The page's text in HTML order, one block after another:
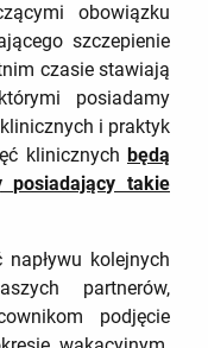
obowiązku
szczepienie
czasie stawiają
posiadamy
i praktyk
klinicznych będą
posiadający takie
kolejnych
partnerów,
podjęcie